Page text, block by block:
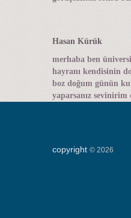
Hasan Kürük
merhaba ben
hayranı kendisinin
boz doğum günün
yaparsanız
copyright © 2026